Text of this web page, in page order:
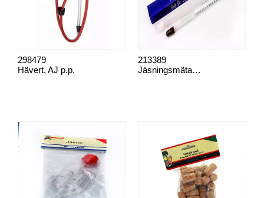
Hävert, AJ p.p.
298479
Jäsningsmätare, p.p
213389